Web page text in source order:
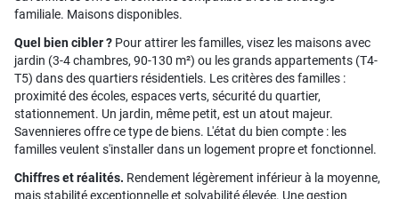
familiale. Maisons disponibles.
Quel bien cibler ? Pour attirer les familles, visez les maisons avec
jardin (3-4 chambres, 90-130 m²) ou les grands appartements (T4-
T5) dans des quartiers résidentiels. Les critères des familles :
proximité des écoles, espaces verts, sécurité du quartier,
stationnement. Un jardin, même petit, est un atout majeur.
Savennieres offre ce type de biens. L'état du bien compte : les
familles veulent s'installer dans un logement propre et fonctionnel.
Chiffres et réalités. Rendement légèrement inférieur à la moyenne,
mais stabilité exceptionnelle et solvabilité élevée. Une gestion